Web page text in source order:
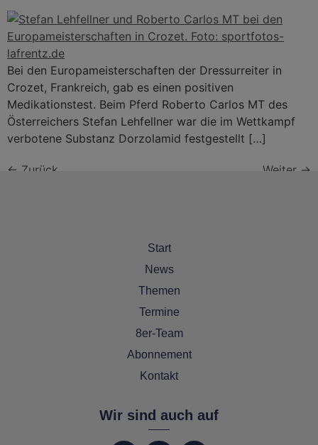
Bei den Europameisterschaften der Dressurreiter in
Crozet, Frankreich, gab es einen positiven
Medikationstest. Beim Pferd Roberto Carlos MT des
Österreichers Stefan Lehfellner war die im Wettkampf
verbotene Substanz Dorzolamid festgestellt […]
← Zurück Weiter →
Start
News
Themen
Termine
8er-Team
Abonnement
Kontakt
Wir sind auch auf